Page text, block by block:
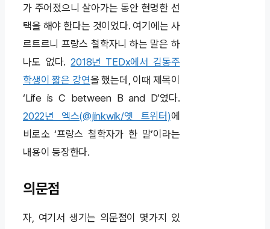
가 주어졌으니 살아가는 동안 현명한 선
택을 해야 한다는 것이었다. 여기에는 사
르트르니 프랑스 철학자니 하는 말은 하
나도 없다.2018년 TEDx에서 김동주
학생이 짧은 강연을 했는데, 이때 제목이
‘Life is C between B and D’였다.
2022년 엑스(@jinkwik/옛 트위터)에
비로소 ‘프랑스 철학자가 한 말’이라는
내용이 등장한다.
의문점
자, 여기서 생기는 의문점이 몇가지 있